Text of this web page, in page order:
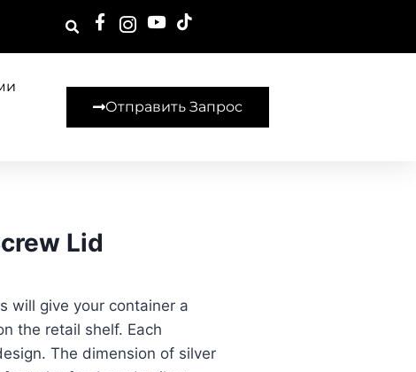
Отправить Запрос
Lid
will give your container a
the retail shelf. Each
The dimension of silver